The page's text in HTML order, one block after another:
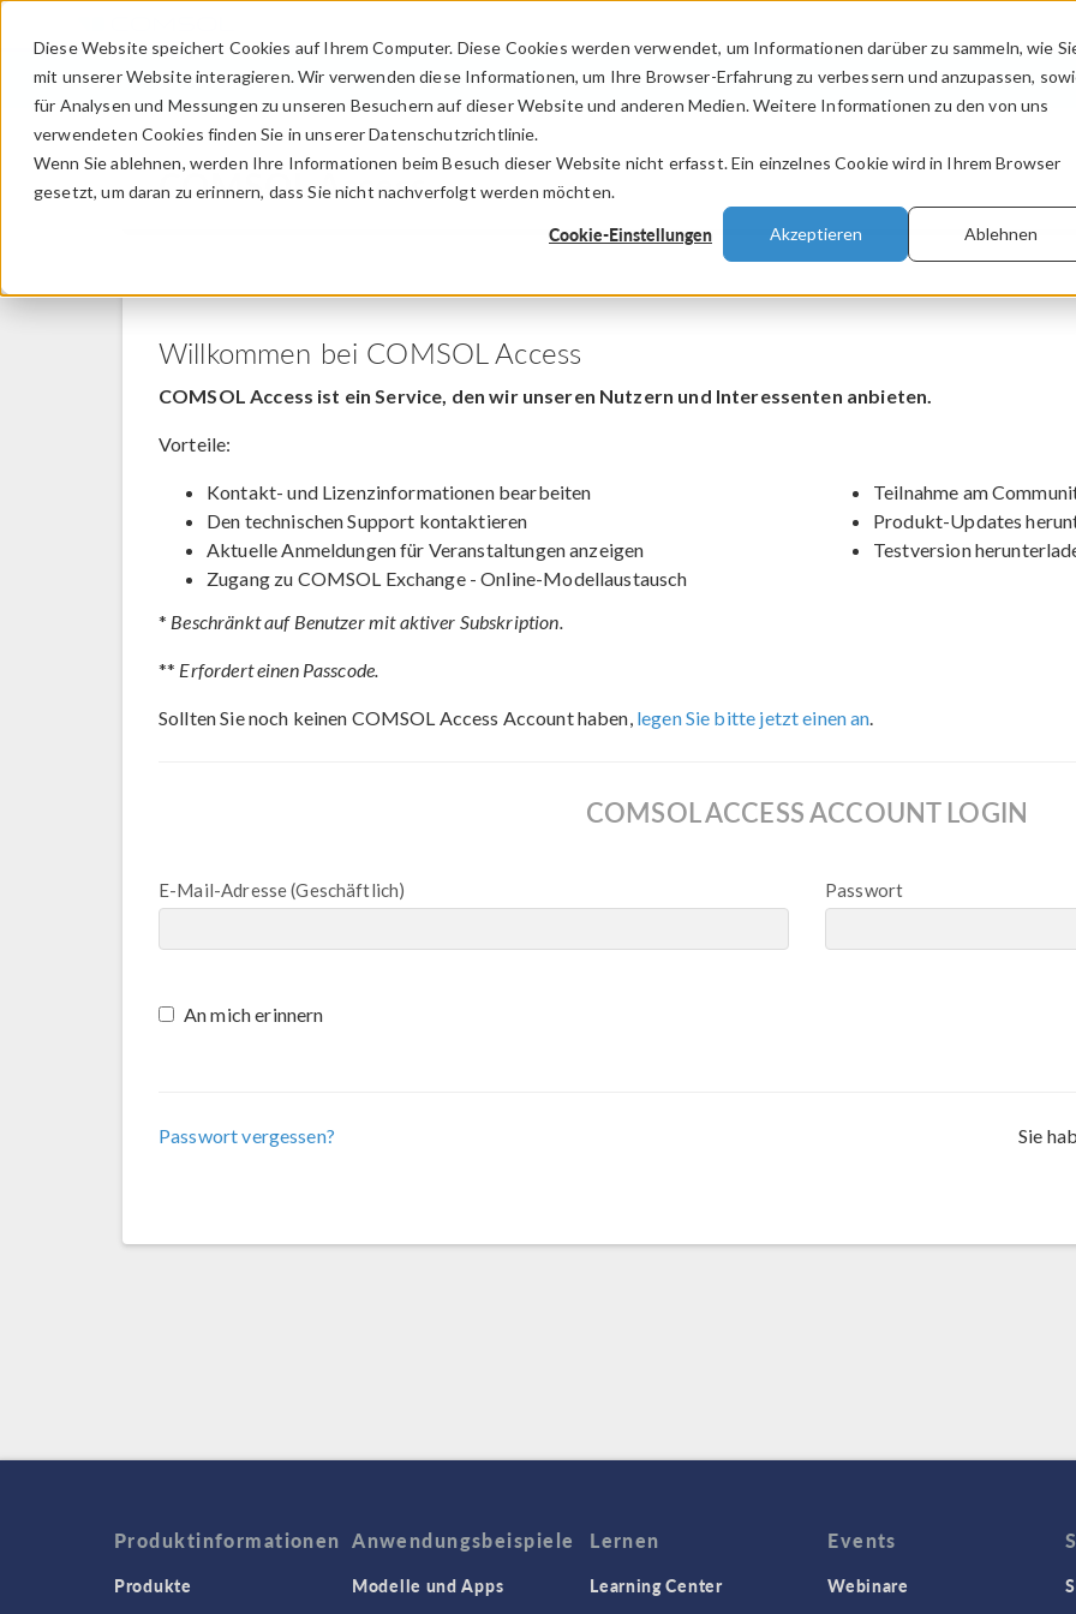
Diese Website speichert Cookies auf Ihrem Computer. Diese Cookies werden verwendet, um Informationen darüber zu sammeln, wie
mit unserer Website interagieren. Wir verwenden diese Informationen, um Ihre Browser-Erfahrung zu verbessern und anzupassen,
für Analysen und Messungen zu unseren Besuchern auf dieser Website und anderen Medien. Weitere Informationen zu den von uns
verwendeten Cookies finden Sie in unserer Datenschutzrichtlinie.
Wenn Sie ablehnen, werden Ihre Informationen beim Besuch dieser Website nicht erfasst. Ein einzelnes Cookie wird in Ihrem Browser
gesetzt, um daran zu erinnern, dass Sie nicht nachverfolgt werden möchten.
Cookie-Einstellungen Akzeptieren Ablehnen
PRODUKTE BRANCHEN VIDEOS
COMSOL Access
Willkommen bei COMSOL Access
COMSOL Access ist ein Service, den wir unseren Nutzern und Interessenten anbieten.
Vorteile:
Kontakt- und Lizenzinformationen bearbeiten
Den technischen Support kontaktieren
Aktuelle Anmeldungen für Veranstaltungen anzeigen
Zugang zu COMSOL Exchange - Online-Modellaustausch
Teilnahme am
Produkt-Updates
Testversion
* Beschränkt auf Benutzer mit aktiver Subskription.
** Erfordert einen Passcode.
Sollten Sie noch keinen COMSOL Access Account haben, legen Sie bitte jetzt einen an.
COMSOL ACCESS ACCOUNT LOGIN
E-Mail-Adresse (Geschäftlich) Passwort
An mich erinnern
Passwort vergessen? Sie
Produktinformationen
Produkte
Anwendungsbeispiele
Modelle und Apps
Lernen
Learning Center
Events
Webinare